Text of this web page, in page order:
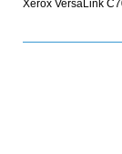
Xerox VersaLink